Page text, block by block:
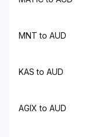
MNT to AUD
KAS to AUD
AGIX to AUD